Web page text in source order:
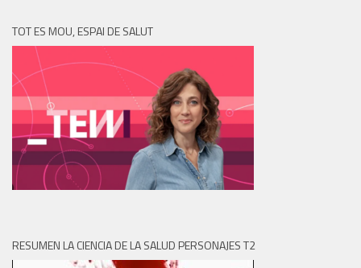
TOT ES MOU, ESPAI DE SALUT
RESUMEN LA CIENCIA DE LA SALUD PERSONAJES T2